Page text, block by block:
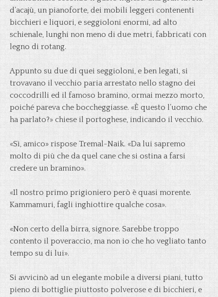
d’acajù, un pianoforte, dei mobili leggeri contenenti
bicchieri e liquori, e seggioloni enormi, ad alto
schienale, lunghi non meno di due metri, fabbricati con
legno di rotang.
Appunto su due di quei seggioloni, e ben legati, si
trovavano il vecchio paria arrestato nello stagno dei
coccodrilli ed il famoso bramino, ormai mezzo morto,
poiché pareva che boccheggiasse. «È questo l’uomo che
ha parlato?» chiese il portoghese, indicando il vecchio.
«Sì, amico» rispose Tremal-Naik. «Da lui sapremo
molto di più che da quel cane che si ostina a farsi
credere un bramino».
«Il nostro primo prigioniero però è quasi morente.
Kammamuri, fagli inghiottire qualche cosa».
«Non certo della birra, signore. Sarebbe troppo
contento il poveraccio, ma non io che ho vegliato tanto
tempo su di lui».
Si avvicinò ad un elegante mobile a diversi piani, tutto
pieno di bottiglie piuttosto polverose e di bicchieri, e